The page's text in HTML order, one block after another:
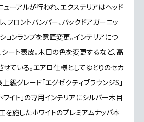
ーアルが行われ、エクステリアはヘッド
、フロントバンパー、バックドアガーニッ
ョンランプを意匠変更。インテリアにつ
ート表皮。木目の色を変更するなど、高
ている。エアロ仕様としてゆとりのセカ
級グレード「エグゼクティブラウンジS」
ワイト」の専用インテリアにシルバー木目
を施したホワイトのプレミアムナッパ本